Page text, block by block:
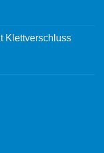
Klettverschluss